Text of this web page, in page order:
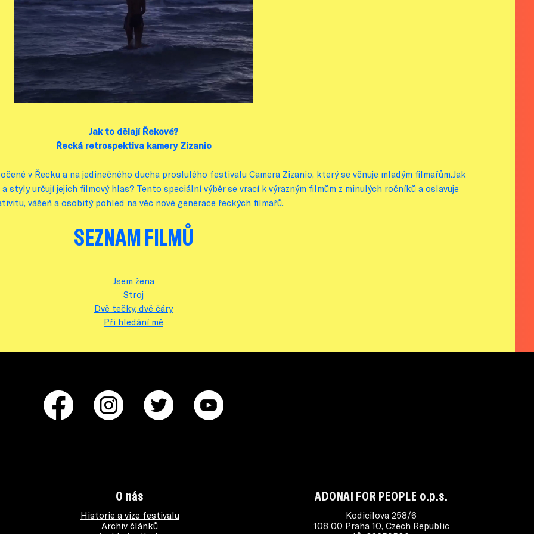
Jak to dělají Řekové?
Řecká retrospektiva kamery Zizanio
v Řecku a na jedinečného ducha proslulého festivalu Camera Zizanio, který se věnuje mladým filmařům.Jak
styly určují jejich filmový hlas? Tento speciální výběr se vrací k výrazným filmům z minulých ročníků a oslavuje
vášeň a osobitý pohled na věc nové generace řeckých filmařů.
SEZNAM FILMŮ
Jsem žena
Stroj
Dvě tečky, dvě čáry
Při hledání mě
O nás
Historie a vize festivalu
Archiv článků
ADONAI FOR PEOPLE o.p.s.
Kodicilova 258/6
108 00 Praha 10, Czech Republic